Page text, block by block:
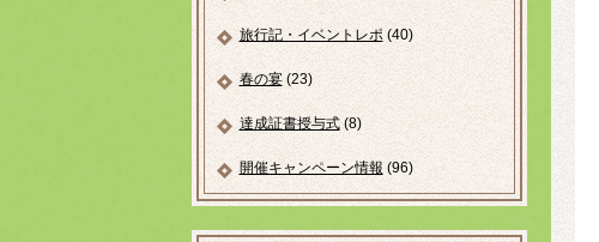
旅行記・イベントレポ(40)
春の宴(23)
達成証書授与式(8)
開催キャンペーン情報 (96)